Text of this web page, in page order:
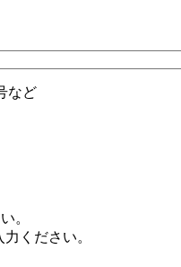
など
。
ください。